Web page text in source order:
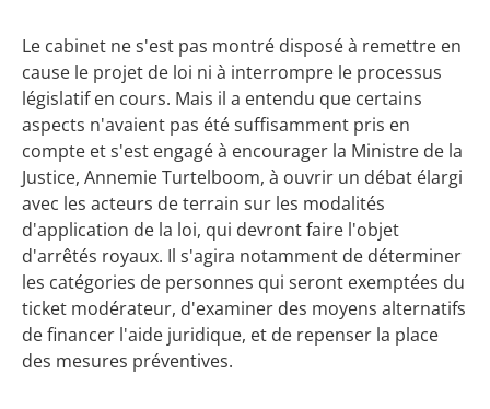
Le cabinet ne s'est pas montré disposé à remettre en
cause le projet de loi ni à interrompre le processus
législatif en cours. Mais il a entendu que certains
aspects n'avaient pas été suffisamment pris en
compte et s'est engagé à encourager la Ministre de la
Justice, Annemie Turtelboom, à ouvrir un débat élargi
avec les acteurs de terrain sur les modalités
d'application de la loi, qui devront faire l'objet
d'arrêtés royaux. Il s'agira notamment de déterminer
les catégories de personnes qui seront exemptées du
ticket modérateur, d'examiner des moyens alternatifs
de financer l'aide juridique, et de repenser la place
des mesures préventives.